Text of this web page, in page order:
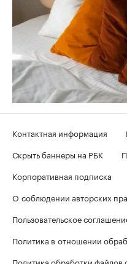
Контактная информация
Скрыть баннеры на РБК
Корпоративная подписка
О соблюдении авторских
Пользовательское
Политика в отношении
Политика обработки файлов